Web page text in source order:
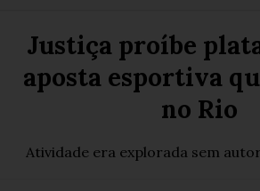
Justiça proíbe
aposta esportiva
no Rio
Atividade era explorada sem